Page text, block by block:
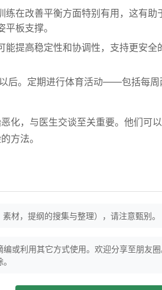
在改善平衡方面特别有用，这有助
板支撑。
提高稳定性和协调性，支持更安全
后。定期进行体育活动——包括每周
化，与医生交谈至关重要。他们可
方法。
材，提纲的搜集与整理），请注意甄别。
或利用其它方式使用。欢迎分享至朋友圈